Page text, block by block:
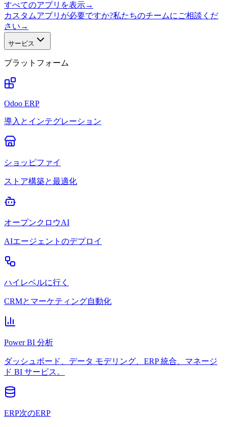
すべてのアプリを表示→
カスタムアプリが必要ですか?私たちのチームにご相談くだ
さい →
サービス
プラットフォーム
Odoo ERP
導入とインテグレーション
ショッピファイ
ストア構築と最適化
オープンクロウAI
AIエージェントのデプロイ
ハイレベルに行く
CRMとマーケティング自動化
Power BI 分析
ダッシュボード、データ モデリング、ERP 統合、マネージ
ド BI サービス。
ERP次のERP